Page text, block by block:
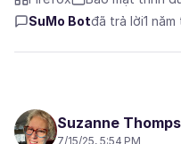
SuMo Botđã trả lời1
Suzanne
7/15/25, 5:54 PM